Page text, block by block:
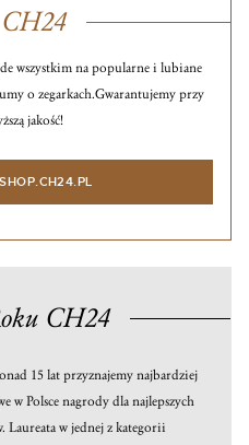
CH24
wszystkim na popularne i lubiane
o zegarkach.Gwarantujemy przy
jakość!
CH24
15 lat przyznajemy najbardziej
w Polsce nagrody dla najlepszych
Laureata w jednej z kategorii